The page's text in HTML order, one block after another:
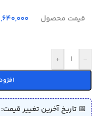
قیمت محصول 1,640,000
-
+
📅 تاریخ آخرین تغییر قیمت: